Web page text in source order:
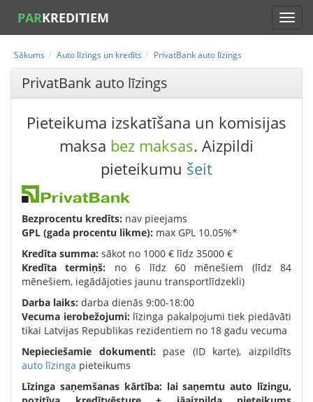
PARKREDITIEM
Sākums Auto līzings un kredīts PrivatBank auto līzings
PrivatBank auto līzings
Pieteikuma izskatīšana un komisijas
maksa bez maksas. Aizpildi
pieteikumu šeit
Bezprocentu kredīts: nav pieejams
GPL (gada procentu likme): max GPL 10.05%*
Kredīta summa: sākot no 1000 € līdz 35000 €
Kredīta termiņš: no 6 līdz 60 mēnešiem (līdz 84
mēnešiem, iegādājoties jaunu transportlīdzekli)
Darba laiks: darba dienās 9:00-18:00
Vecuma ierobežojumi: līzinga pakalpojumi tiek piedāvāti
tikai Latvijas Republikas rezidentiem no 18 gadu vecuma
Nepieciešamie dokumenti: pase (ID karte), aizpildīts
auto līzinga pieteikums
Līzinga saņemšanas kārtība: lai saņemtu auto līzingu,